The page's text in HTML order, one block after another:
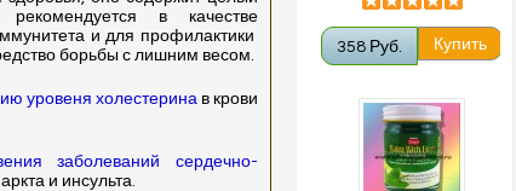
358 Руб.
рекомендуется в качестве
и для профилактики
борьбы с лишним весом.
уровеня холестерина в крови
заболеваний сердечно-
и инсульта.